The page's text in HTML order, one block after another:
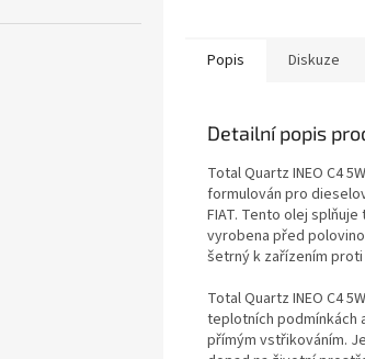
Popis Diskuze
Detailní popis
Total Quartz INEO C4
formulován pro
FIAT. Tento olej
vyrobena před
šetrný k zařízením
Total Quartz INEO C4
teplotních podmínkách
přímým vstřikováním.